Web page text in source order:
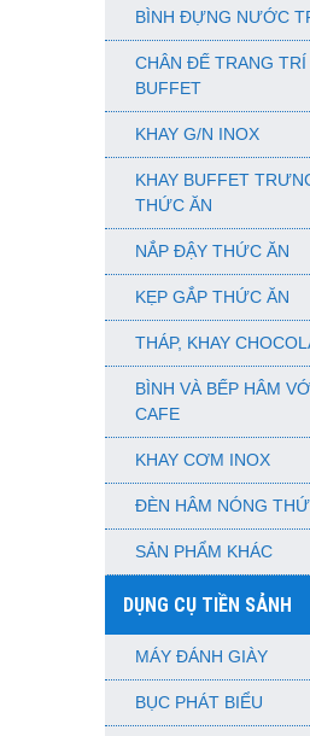
BÌNH ĐỰNG NƯỚC
CHÂN ĐẾ TRANG TRÍ
BUFFET
KHAY G/N INOX
KHAY BUFFET
THỨC ĂN
NẮP ĐẬY THỨC ĂN
KẸP GẮP THỨC ĂN
THÁP, KHAY
BÌNH VÀ BẾP HÂM
CAFE
KHAY CƠM INOX
ĐÈN HÂM NÓNG
SẢN PHẨM KHÁC
DỤNG CỤ TIỀN SẢNH
MÁY ĐÁNH GIÀY
BỤC PHÁT BIỂU